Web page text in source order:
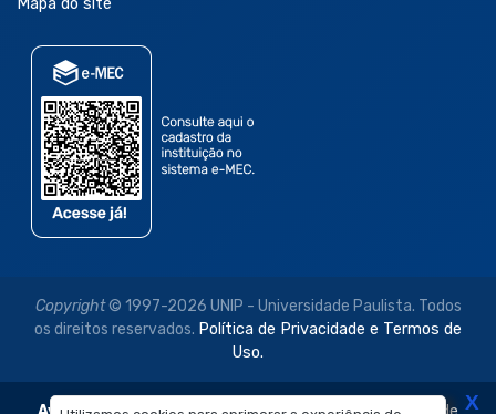
Copyright© 1997-2026 UNIP - Universidade Paulista. Todos
os direitos reservados. Política de Privacidade e Termos de
Uso.
X